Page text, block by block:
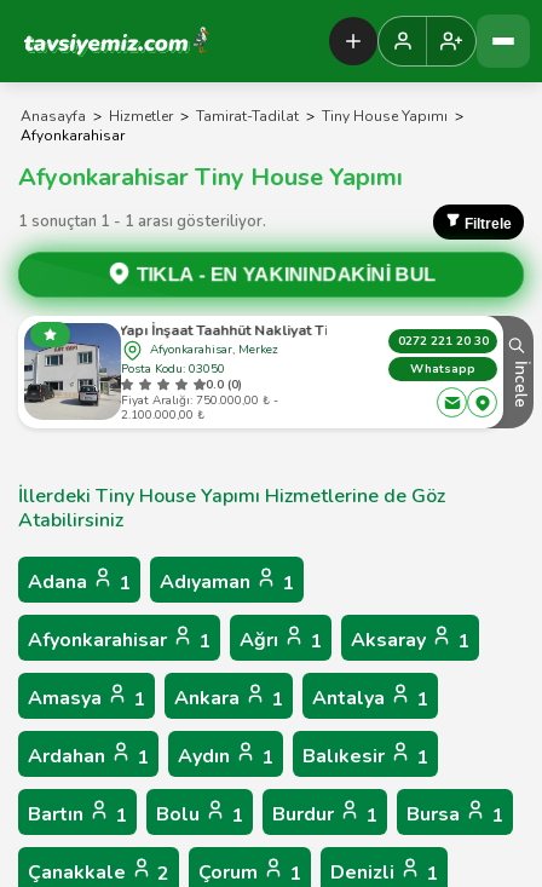
Tavsiyemiz Anasayfa
Anasayfa > Hizmetler > Tamirat-Tadilat > Tiny House Yapımı >
Afyonkarahisar
Afyonkarahisar Tiny House Yapımı
1 sonuçtan 1 - 1 arası gösteriliyor. Filtrele
TIKLA - EN YAKININDAKİNİ BUL
Say Yapı İnşaat Taahhüt Nakliyat Tic.ltd.şti.
Afyonkarahisar, Merkez
Posta Kodu: 03050
0.0 (0)
Fiyat Aralığı: 750.000,00 ₺ -
2.100.000,00 ₺
0272 221 20 30
Whatsapp
İncele
İllerdeki Tiny House Yapımı Hizmetlerine de Göz
Atabilirsiniz
Adana 1 Adıyaman 1
Afyonkarahisar 1 Ağrı 1 Aksaray 1
Amasya 1 Ankara 1 Antalya 1
Ardahan 1 Aydın 1 Balıkesir 1
Bartın 1 Bolu 1 Burdur 1 Bursa 1
Çanakkale 2 Çorum 1 Denizli 1